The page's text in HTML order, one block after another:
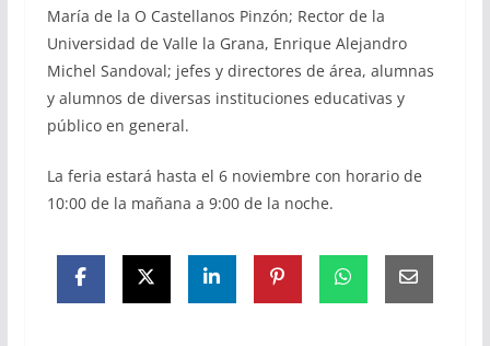
María de la O Castellanos Pinzón; Rector de la
Universidad de Valle la Grana, Enrique Alejandro
Michel Sandoval; jefes y directores de área, alumnas
y alumnos de diversas instituciones educativas y
público en general.
La feria estará hasta el 6 noviembre con horario de
10:00 de la mañana a 9:00 de la noche.